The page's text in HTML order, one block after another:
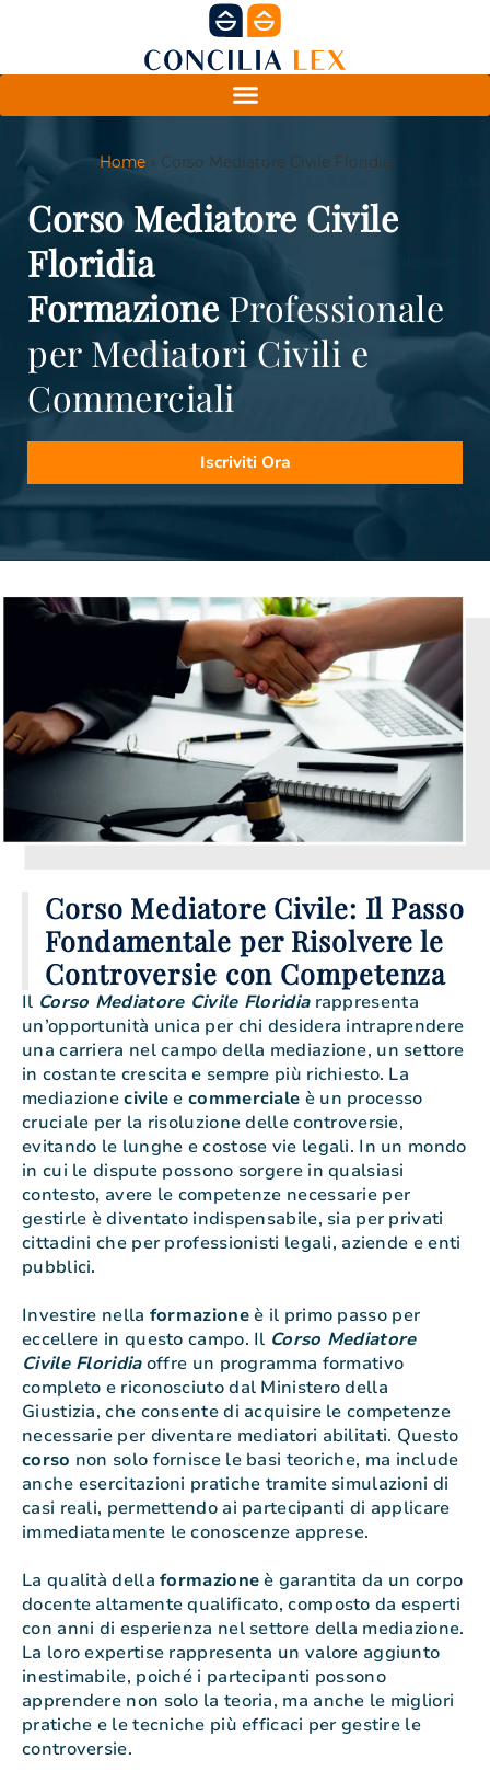
Home» Corso Mediatore Civile Floridia
Corso Mediatore Civile
Floridia
FormazioneProfessionale
per Mediatori Civili e
Commerciali
Iscriviti Ora
Corso Mediatore Civile: Il Passo
Fondamentale per Risolvere le
Controversie con Competenza
Il Corso Mediatore Civile Floridiarappresenta
un’opportunità unica per chi desidera intraprendere
una carriera nel campo della mediazione, un settore
in costante crescita e sempre più richiesto. La
mediazionecivileecommerciale è un processo
cruciale per la risoluzione delle controversie,
evitando le lunghe e costose vie legali. In un mondo
in cui le dispute possono sorgere in qualsiasi
contesto, avere le competenze necessarie per
gestirle è diventato indispensabile, sia per privati
cittadini che per professionisti legali, aziende e enti
pubblici.
Investire nella formazioneè il primo passo per
eccellere in questo campo. Il Corso Mediatore
Civile Floridiaoffre un programma formativo
completo e riconosciuto dal Ministero della
Giustizia, che consente di acquisire le competenze
necessarie per diventare mediatori abilitati. Questo
corso non solo fornisce le basi teoriche, ma include
anche esercitazioni pratiche tramite simulazioni di
casi reali, permettendo ai partecipanti di applicare
immediatamente le conoscenze apprese.
La qualità dellaformazioneè garantita da un corpo
docente altamente qualificato, composto da esperti
con anni di esperienza nel settore della mediazione.
La loro expertise rappresenta un valore aggiunto
inestimabile, poiché i partecipanti possono
apprendere non solo la teoria, ma anche le migliori
pratiche e le tecniche più efficaci per gestire le
controversie.